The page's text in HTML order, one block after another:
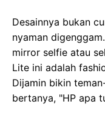
Desainnya bukan
nyaman
mirror selfie atau
Lite ini adalah
Dijamin bikin
bertanya, "HP apa